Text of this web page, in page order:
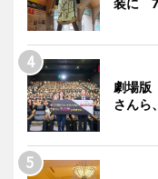
装に
劇場版
さんら